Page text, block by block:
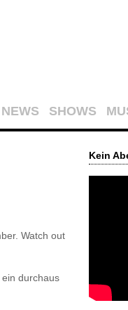
NEWS SHOWS
Watch out
durchaus
Kein